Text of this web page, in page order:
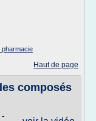
pharmacie
Haut de page
composés